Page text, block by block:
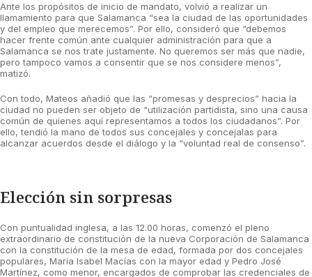
Ante los propósitos de inicio de mandato, volvió a realizar un
llamamiento para que Salamanca “sea la ciudad de las oportunidades
y del empleo que merecemos”. Por ello, consideró que “debemos
hacer frente común ante cualquier administración para que a
Salamanca se nos trate justamente. No queremos ser más que nadie,
pero tampoco vamos a consentir que se nos considere menos”,
matizó.
Con todo, Mateos añadió que las “promesas y desprecios” hacia la
ciudad no pueden ser objeto de “utilización partidista, sino una causa
común de quienes aquí representamos a todos los ciudadanos”. Por
ello, tendió la mano de todos sus concejales y concejalas para
alcanzar acuerdos desde el diálogo y la “voluntad real de consenso”.
Elección sin sorpresas
Con puntualidad inglesa, a las 12.00 horas, comenzó el pleno
extraordinario de constitución de la nueva Corporación de Salamanca
con la constitución de la mesa de edad, formada por dos concejales
populares, María Isabel Macías con la mayor edad y Pedro José
Martínez, como menor, encargados de comprobar las credenciales de